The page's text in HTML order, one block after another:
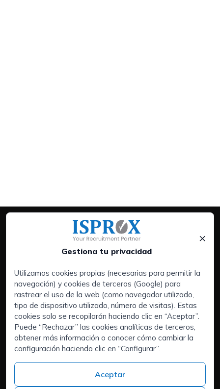
Gestiona tu privacidad
×
Utilizamos cookies propias (necesarias para permitir la
navegación) y cookies de terceros (Google) para
rastrear el uso de la web (como navegador utilizado,
tipo de dispositivo utilizado, número de visitas). Estas
cookies solo se recopilarán haciendo clic en “Aceptar”.
Puede “Rechazar” las cookies analíticas de terceros,
obtener más información o conocer cómo cambiar la
configuración haciendo clic en “Configurar”.
Aceptar
Servicios:
Empresas
Executive Search | Selección de Directivos
Outsourcing de RRHH
Áreas de interés:
Candidatos
Quiénes somos
Contacto